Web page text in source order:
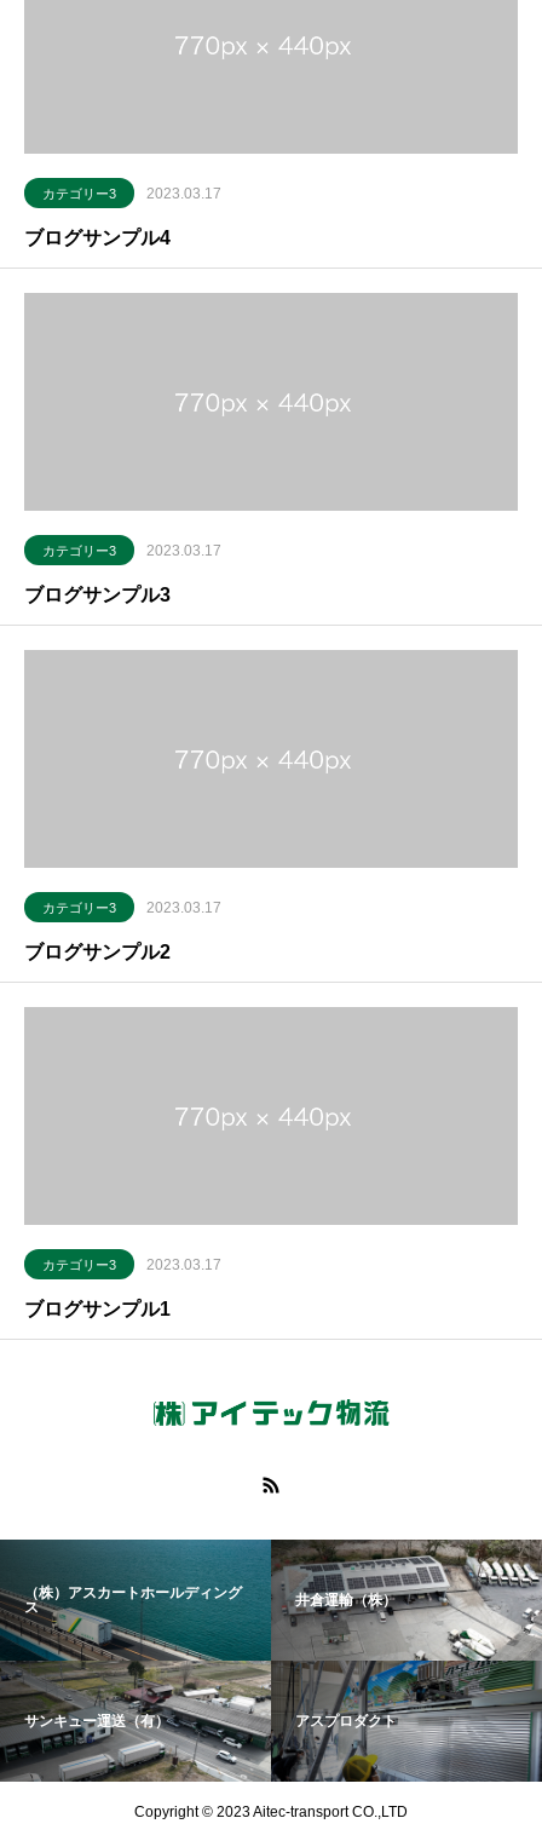
カテゴリー3 2023.03.17
ブログサンプル4
カテゴリー3 2023.03.17
ブログサンプル3
カテゴリー3 2023.03.17
ブログサンプル2
カテゴリー3 2023.03.17
ブログサンプル1
（株）アスカートホールディング
ス
井倉運輸（株）
サンキュー運送（有） アスプロダクト
Copyright © 2023 Aitec-transport CO.,LTD